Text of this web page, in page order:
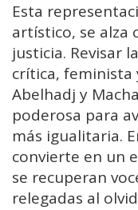
Esta
artístico, se alza
justicia. Revisar
crítica, feminista
Abelhadj y
poderosa para
más igualitaria.
convierte en un
se recuperan
relegadas al